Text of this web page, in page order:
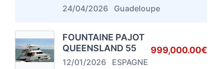
24/04/2026 Guadeloupe
FOUNTAINE PAJOT
QUEENSLAND 55
12/01/2026 ESPAGNE
999,000.00€